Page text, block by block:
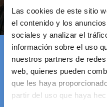
Las cookies de este sitio
el contenido y los
sociales y analizar el
información sobre el uso
nuestros partners de
web, quienes pueden
que les haya
partir del uso que haya
Despedir el